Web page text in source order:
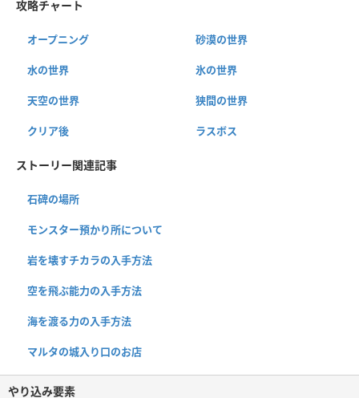
攻略チャート
オープニング 砂漠の世界
水の世界 氷の世界
天空の世界 狭間の世界
クリア後 ラスボス
ストーリー関連記事
石碑の場所
モンスター預かり所について
岩を壊すチカラの入手方法
空を飛ぶ能力の入手方法
海を渡る力の入手方法
マルタの城入り口のお店
やり込み要素